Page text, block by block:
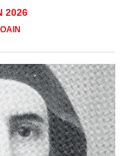
2026